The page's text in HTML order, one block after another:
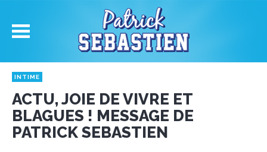
INTIME
ACTU, JOIE DE VIVRE ET
BLAGUES ! MESSAGE DE
PATRICK SEBASTIEN